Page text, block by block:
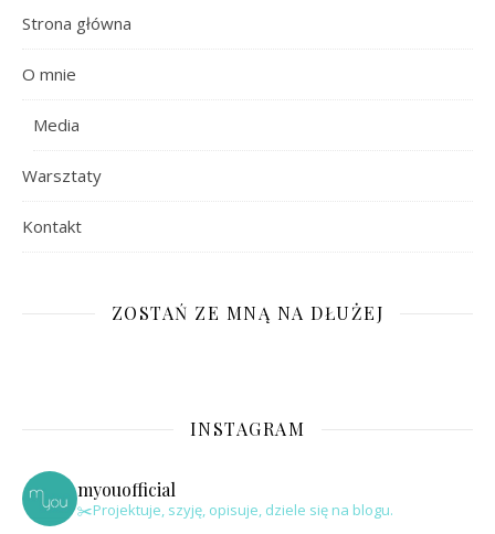
Strona główna
O mnie
Media
Warsztaty
Kontakt
ZOSTAŃ ZE MNĄ NA DŁUŻEJ
INSTAGRAM
myouofficial
✂️Projektuje, szyję, opisuje, dziele się na blogu.